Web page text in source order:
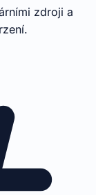
zdroji a